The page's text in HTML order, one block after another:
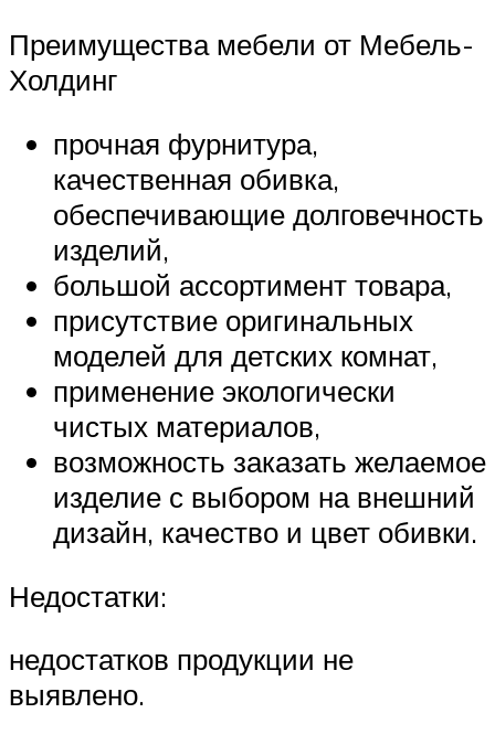
Преимущества мебели от Мебель-
Холдинг
прочная фурнитура,
качественная обивка,
обеспечивающие долговечность
изделий,
большой ассортимент товара,
присутствие оригинальных
моделей для детских комнат,
применение экологически
чистых материалов,
возможность заказать желаемое
изделие с выбором на внешний
дизайн, качество и цвет обивки.
Недостатки:
недостатков продукции не
выявлено.